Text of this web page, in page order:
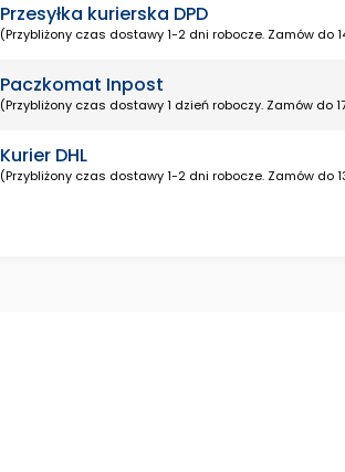
Przesyłka kurierska DPD
(Przybliżony czas dostawy 1-2 dni robocze. Zamów do
Paczkomat Inpost
(Przybliżony czas dostawy 1 dzień roboczy. Zamów do
Kurier DHL
(Przybliżony czas dostawy 1-2 dni robocze. Zamów do